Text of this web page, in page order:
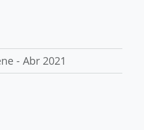
- Abr 2021